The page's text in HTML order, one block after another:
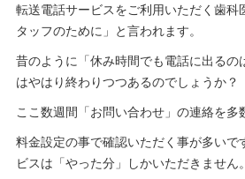
転送電話サービスをご利用いただく歯科
タッフのために」と言われます。
昔のように「休み時間でも電話に出る
はやはり終わりつつあるのでしょうか？
ここ数週間「お問い合わせ」の連絡を多
料金設定の事で確認いただく事が多いで
ビスは「やった分」しかいただきません。